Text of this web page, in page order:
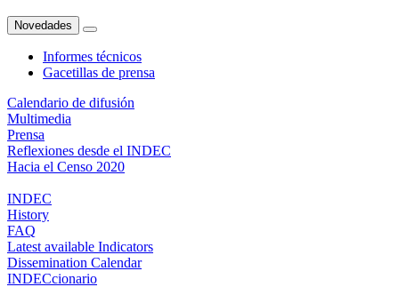
Novedades
Informes técnicos
Gacetillas de prensa
Calendario de difusión
Multimedia
Prensa
Reflexiones desde el INDEC
Hacia el Censo 2020
INDEC
History
FAQ
Latest available Indicators
Dissemination Calendar
INDECcionario